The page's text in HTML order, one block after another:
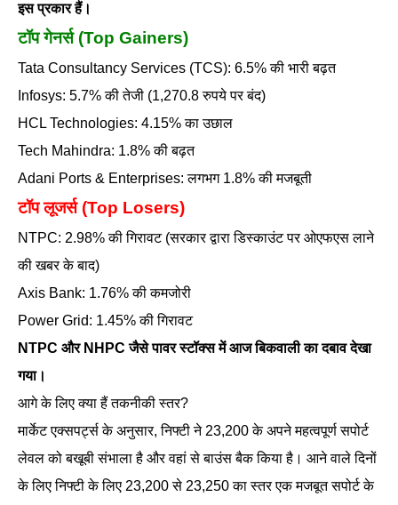
इस प्रकार हैं।
टॉप गेनर्स (Top Gainers)
Tata Consultancy Services (TCS): 6.5% की भारी बढ़त
Infosys: 5.7% की तेजी (1,270.8 रुपये पर बंद)
HCL Technologies: 4.15% का उछाल
Tech Mahindra: 1.8% की बढ़त
Adani Ports & Enterprises: लगभग 1.8% की मजबूती
टॉप लूजर्स (Top Losers)
NTPC: 2.98% की गिरावट (सरकार द्वारा डिस्काउंट पर ओएफएस लाने
की खबर के बाद)
Axis Bank: 1.76% की कमजोरी
Power Grid: 1.45% की गिरावट
NTPC और NHPC जैसे पावर स्टॉक्स में आज बिकवाली का दबाव देखा
गया।
आगे के लिए क्या हैं तकनीकी स्तर?
मार्केट एक्सपर्ट्स के अनुसार, निफ्टी ने 23,200 के अपने महत्वपूर्ण सपोर्ट
लेवल को बखूबी संभाला है और वहां से बाउंस बैक किया है। आने वाले दिनों
के लिए निफ्टी के लिए 23,200 से 23,250 का स्तर एक मजबूत सपोर्ट के